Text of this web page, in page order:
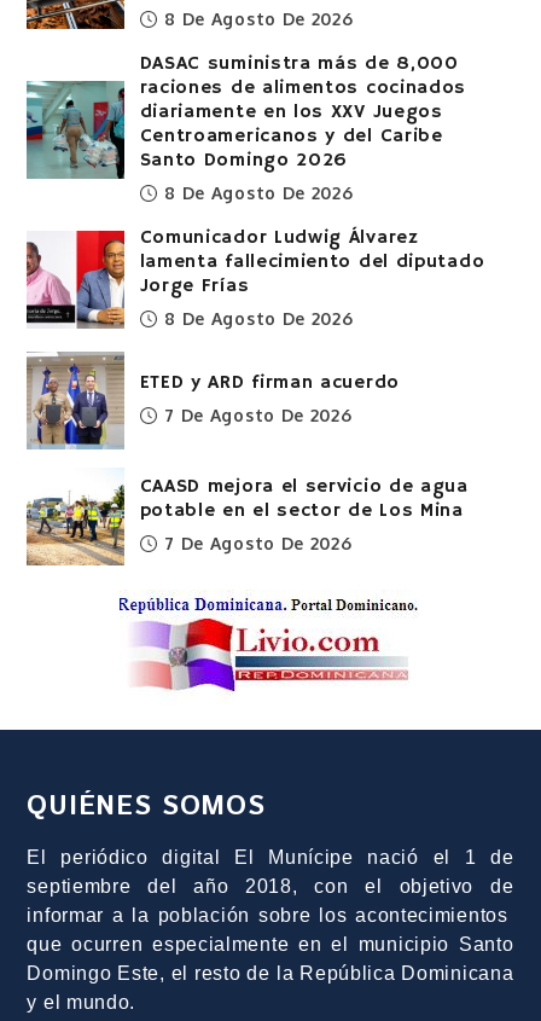
8 De Agosto De 2026
DASAC suministra más de 8,000
raciones de alimentos cocinados
diariamente en los XXV Juegos
Centroamericanos y del Caribe
Santo Domingo 2026
8 De Agosto De 2026
Comunicador Ludwig Álvarez
lamenta fallecimiento del diputado
Jorge Frías
8 De Agosto De 2026
ETED y ARD firman acuerdo
7 De Agosto De 2026
CAASD mejora el servicio de agua
potable en el sector de Los Mina
7 De Agosto De 2026
QUIÉNES SOMOS
El periódico digital El Munícipe nació el 1 de
septiembre del año 2018, con el objetivo de
informar a la población sobre los acontecimientos
que ocurren especialmente en el municipio Santo
Domingo Este, el resto de la República Dominicana
y el mundo.